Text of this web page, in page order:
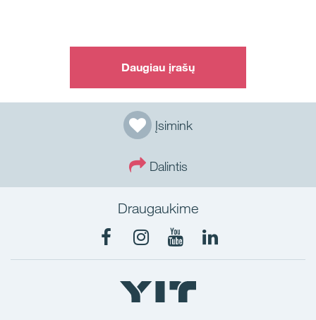
Įsimink
Dalintis
Daugiau įrašų
Draugaukime